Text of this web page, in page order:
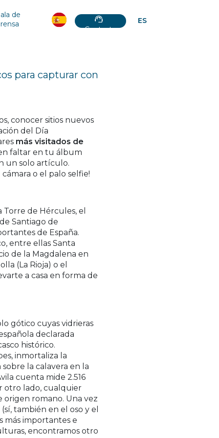
de
Contacto
ES
para capturar con
conocer sitios nuevos
del Día
más visitados de
faltar en tu álbum
un solo artículo.
o el palo selfie!
de Hércules, el
Santiago de
de España.
entre ellas Santa
de la Magdalena en
(La Rioja) o el
a casa en forma de
gótico cuyas vidrieras
declarada
histórico.
inmortaliza la
la calavera en la
cuenta mide 2.516
otro lado, cualquier
romano. Una vez
también en el oso y el
más importantes e
encontramos otro